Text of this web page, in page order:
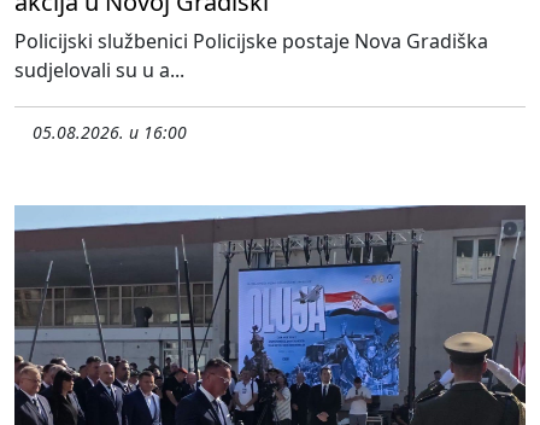
Policijski službenici Policijske postaje Nova Gradiška
sudjelovali su u a...
05.08.2026. u 16:00